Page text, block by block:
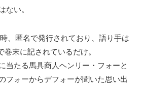
ない。
、匿名で発行されており、語り手は
末に記されているだけ。
当たる馬具商人ヘンリー・フォーと
フォーからデフォーが聞いた思い出